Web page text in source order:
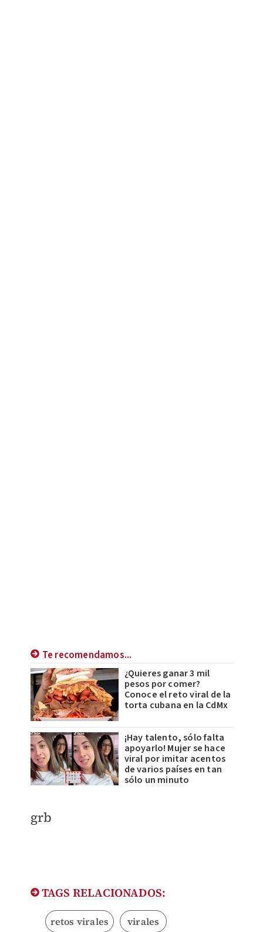
Te recomendamos...
¿Quieres ganar 3 mil
pesos por comer?
Conoce el reto viral de la
torta cubana en la CdMx
¡Hay talento, sólo falta
apoyarlo! Mujer se hace
viral por imitar acentos
de varios países en tan
sólo un minuto
​grb
TAGS RELACIONADOS:
retos virales virales